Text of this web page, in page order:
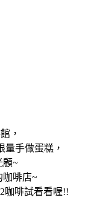
，
手做蛋糕，
顧~
咖啡店~
咖啡試看看喔!!